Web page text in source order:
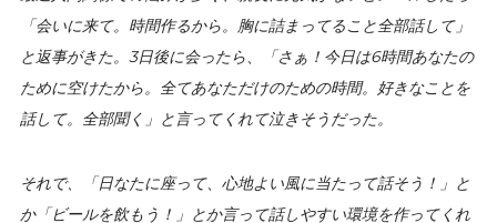
「会いに来て。時間作るから。胸に詰まってること全部話して」
と返事がきた。3日後に会ったら、「さぁ！今日は6時間あなたの
ために空けたから。全てあなただけのための時間。好きなことを
話して。全部聞く」と言ってくれて泣きそうだった。
それで、「日なたに座って、心地よい風に当たって話そう！」と
か「ビールを飲もう！」とか言って話しやすい環境を作ってくれ